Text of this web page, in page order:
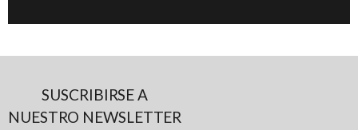
SUSCRIBIRSE A
NUESTRO NEWSLETTER